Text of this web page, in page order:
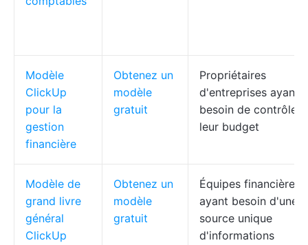
Modèle
ClickUp
pour la
gestion
financière
Obtenez un
modèle
gratuit
Propriétaires
d'entreprises ayant
besoin de contrôler
leur budget
Modèle de
grand livre
général
ClickUp
Obtenez un
modèle
gratuit
Équipes financières
ayant besoin d'une
source unique
d'informations